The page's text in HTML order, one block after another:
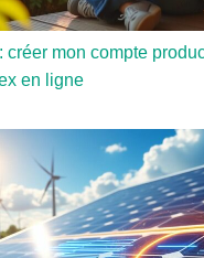
créer mon compte
en ligne